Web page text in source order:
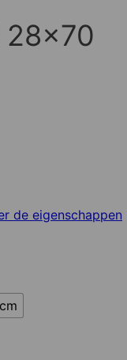
28x70
de eigenschappen